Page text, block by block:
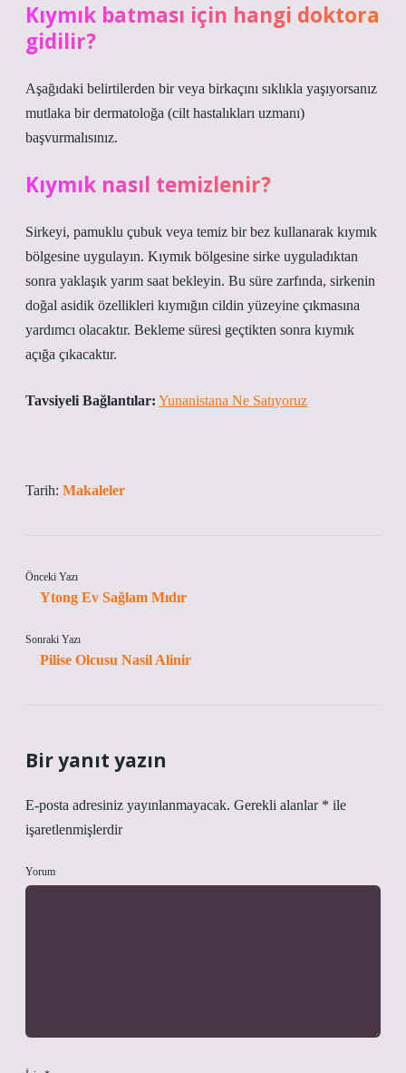
Kıymık batması için hangi doktora
gidilir?
Aşağıdaki belirtilerden bir veya birkaçını sıklıkla yaşıyorsanız
mutlaka bir dermatoloğa (cilt hastalıkları uzmanı)
başvurmalısınız.
Kıymık nasıl temizlenir?
Sirkeyi, pamuklu çubuk veya temiz bir bez kullanarak kıymık
bölgesine uygulayın. Kıymık bölgesine sirke uyguladıktan
sonra yaklaşık yarım saat bekleyin. Bu süre zarfında, sirkenin
doğal asidik özellikleri kıymığın cildin yüzeyine çıkmasına
yardımcı olacaktır. Bekleme süresi geçtikten sonra kıymık
açığa çıkacaktır.
Tavsiyeli Bağlantılar: Yunanistana Ne Satıyoruz
Tarih: Makaleler
Önceki Yazı
Ytong Ev Sağlam Mıdır
Sonraki Yazı
Pilise Olcusu Nasil Alinir
Bir yanıt yazın
E-posta adresiniz yayınlanmayacak. Gerekli alanlar * ile
işaretlenmişlerdir
Yorum